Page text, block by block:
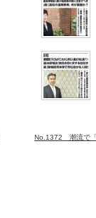
No.1372 潮流で「